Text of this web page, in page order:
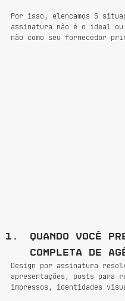
Por isso, elencamos 5
assinatura não é o ideal ou
não como seu fornecedor
Quando você
completa de
Design por assinatura
apresentações, posts para
impressos, identidades